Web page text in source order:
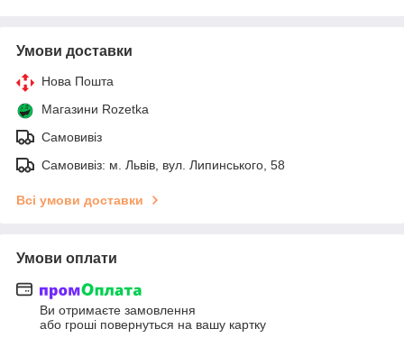
Умови доставки
Нова Пошта
Магазини Rozetka
Самовивіз
Самовивіз: м. Львів, вул. Липинського, 58
Всі умови доставки
Умови оплати
Ви отримаєте замовлення
або гроші повернуться на вашу картку